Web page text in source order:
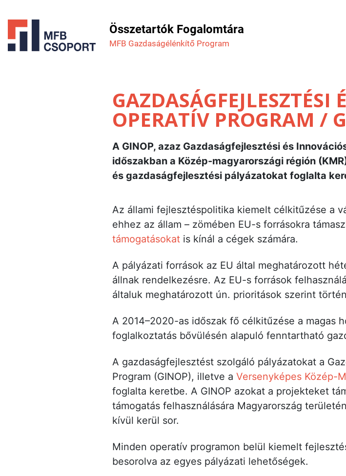
Összetartók Fogalomtára
MFB Gazdaság­élénkítő Program
GAZDASÁGFEJLESZTÉSI
OPERATÍV PROGRAM /
A GINOP, azaz Gazdaságfejlesztési és
időszakban a Közép-magyarországi régión
és gazdaságfejlesztési pályázatokat foglalta
Az állami fejlesztéspolitika kiemelt célkitűzése a
ehhez az állam – zömében EU-s forrásokra
támogatásokatis kínál a cégek számára.
A pályázati források az EU által meghatározott
állnak rendelkezésre. Az EU-s források
általuk meghatározott ún. prioritások szerint
A 2014–2020-as időszak fő célkitűzése a magas
foglalkoztatás bővülésén alapuló fenntartható
A gazdaságfejlesztést szolgáló pályázatokat a
Program (GINOP), illetve a Versenyképes Közép-
foglalta keretbe. A GINOP azokat a projekteket
támogatás felhasználására Magyarország
kívül kerül sor.
Minden operatív programon belül kiemelt
besorolva az egyes pályázati lehetőségek.